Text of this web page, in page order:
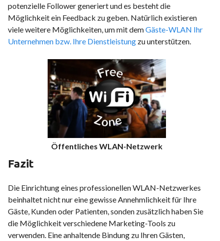
potenzielle Follower generiert und es besteht die
Möglichkeit ein Feedback zu geben. Natürlich existieren
viele weitere Möglichkeiten, um mit demGäste-WLAN Ihr
Unternehmen bzw. Ihre Dienstleistung zu unterstützen.
Öffentliches WLAN-Netzwerk
Fazit
Die Einrichtung eines professionellen WLAN-Netzwerkes
beinhaltet nicht nur eine gewisse Annehmlichkeit für Ihre
Gäste, Kunden oder Patienten, sonden zusätzlich haben Sie
die Möglichkeit verschiedene Marketing-Tools zu
verwenden. Eine anhaltende Bindung zu Ihren Gästen,